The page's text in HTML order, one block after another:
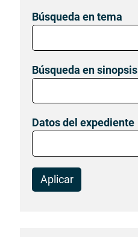
Búsqueda en tema
Búsqueda en sinopsis
Datos del expediente
Aplicar